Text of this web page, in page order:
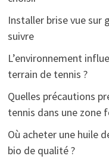
Installer brise vue sur
suivre
L’environnement
terrain de tennis ?
Quelles précautions
tennis dans une zone
Où acheter une huile
bio de qualité ?